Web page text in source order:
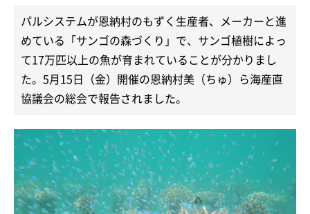
パルシステムが恩納村のもずく生産者、メーカーと進
めている「サンゴの森づくり」で、サンゴ植樹によっ
て17万匹以上の魚が育まれていることが分かりまし
た。5月15日（金）開催の恩納村美（ちゅ）ら海産直
協議会の総会で報告されました。